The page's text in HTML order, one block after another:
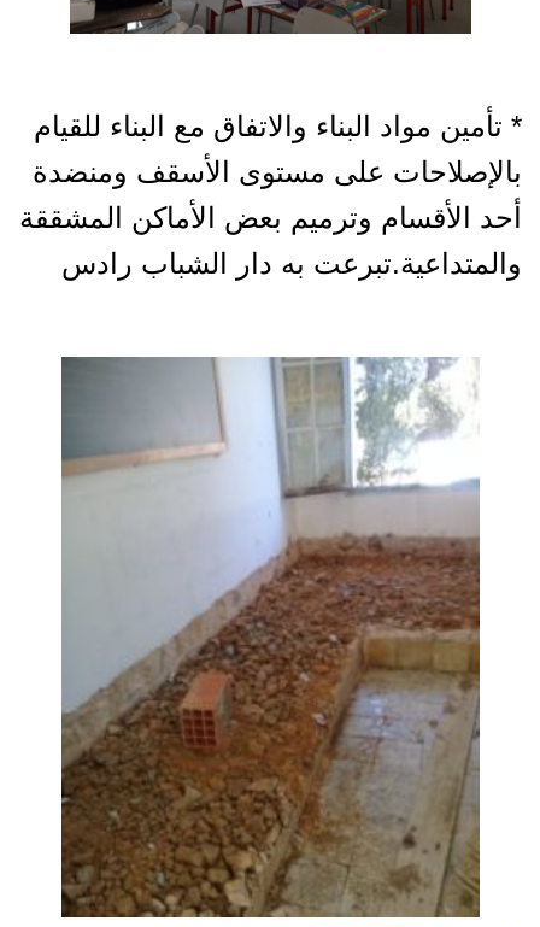
* تأمين مواد البناء والاتفاق مع البناء للقيام
بالإصلاحات على مستوى الأسقف ومنضدة
أحد الأقسام وترميم بعض الأماكن المشققة
والمتداعية.تبرعت به دار الشباب رادس